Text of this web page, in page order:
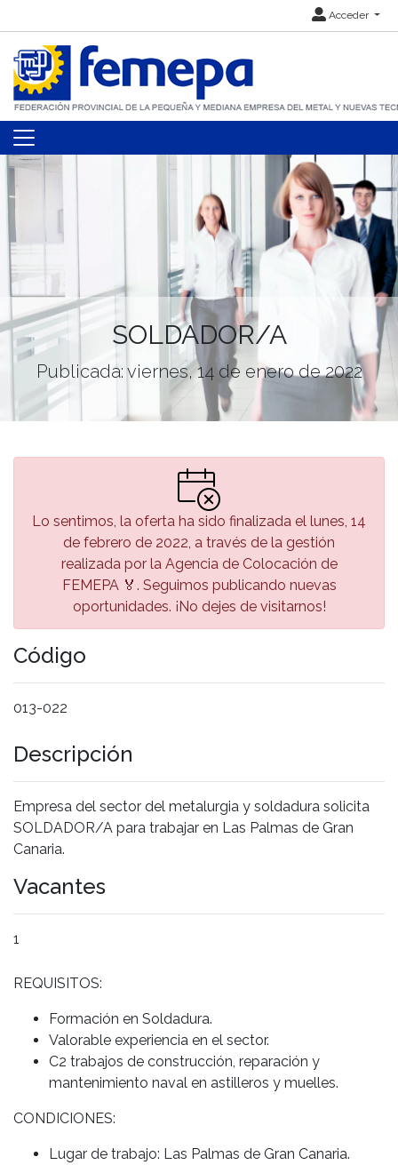
Acceder
SOLDADOR/A
Publicada: viernes, 14 de enero de 2022
Lo sentimos, la oferta ha sido finalizada el lunes, 14
de febrero de 2022, a través de la gestión
realizada por la Agencia de Colocación de
FEMEPA 🏅. Seguimos publicando nuevas
oportunidades. ¡No dejes de visitarnos!
Código
013-022
Descripción
Empresa del sector del metalurgia y soldadura solicita
SOLDADOR/A para trabajar en Las Palmas de Gran
Canaria.
Vacantes
1
REQUISITOS:
Formación en Soldadura.
Valorable experiencia en el sector.
C2 trabajos de construcción, reparación y
mantenimiento naval en astilleros y muelles.
CONDICIONES:
Lugar de trabajo: Las Palmas de Gran Canaria.